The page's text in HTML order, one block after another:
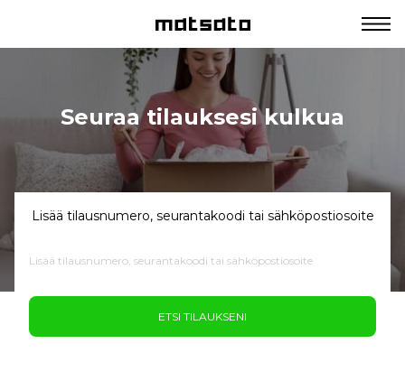
Seuraa tilauksesi kulkua
Lisää tilausnumero, seurantakoodi tai sähköpostiosoite
ETSI TILAUKSENI